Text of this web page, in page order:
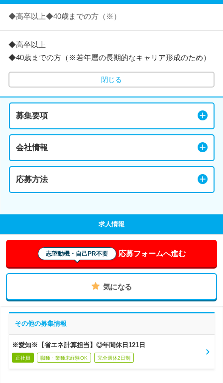
◆高卒以上◆40歳までの方（※）
◆高卒以上
◆40歳までの方（※若年層の長期的なキャリア形成のため）
閉じる
募集要項
会社情報
応募方法
求人情報
志望動機・自己PR不要 応募フォームへ進む
気になる
その他の募集情報
※愛知※【省エネ計算担当】◎年間休日121日
正社員 職種・業種未経験OK 完全週休2日制